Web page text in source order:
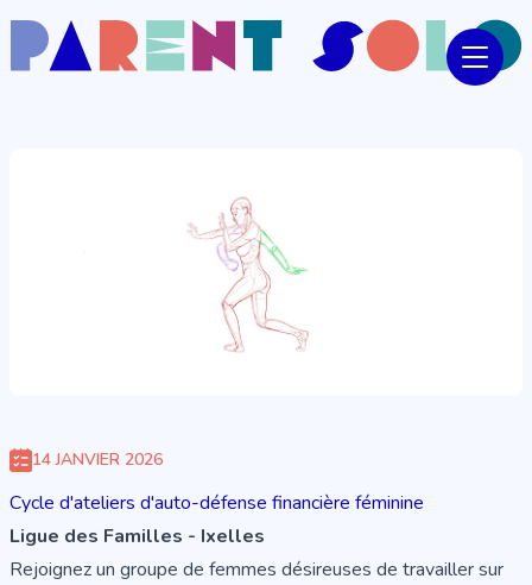
14 JANVIER 2026
Cycle d'ateliers d'auto-défense financière féminine
Ligue des Familles - Ixelles
Rejoignez un groupe de femmes désireuses de travailler sur